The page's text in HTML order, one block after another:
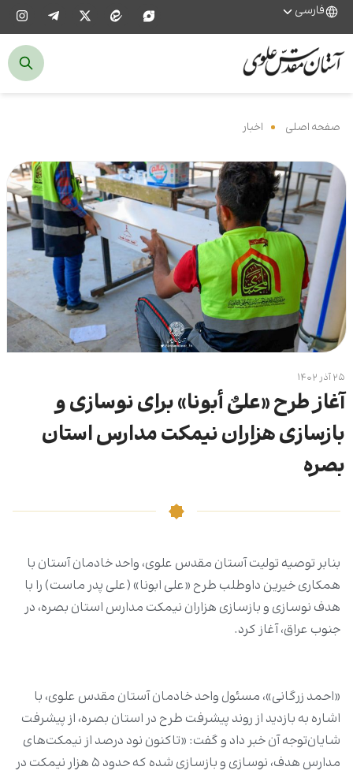
فارسی
صفحه اصلی اخبار
۲۵ آذر ۱۴۰۲
آغاز طرح «علیٌ أبونا» برای نوسازی و
بازسازی هزاران نیمکت مدارس استان
بصره
بنابر توصیه تولیت آستان مقدس علوی، واحد خادمان آستان با
همکاری خیرین داوطلب طرح «علی ابونا» (علی پدر ماست) را با
هدف نوسازی و بازسازی هزاران نیمکت مدارس استان بصره، در
جنوب عراق، آغاز کرد.
«احمد زرگانی»، مسئول واحد خادمان آستان مقدس علوی، با
اشاره به بازدید از روند پیشرفت طرح در استان بصره، از پیشرفت
شایان‌توجه آن خبر داد و گفت: «تاکنون نود درصد از نیمکت‌های
مدارس هدف، نوسازی و بازسازی شده که حدود ۵ هزار نیمکت در